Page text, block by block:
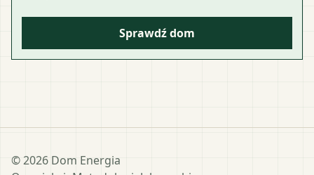
Sprawdź dom
©2026 Dom Energia